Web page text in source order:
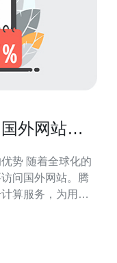
外网站的
化的
问国外网站。腾
算服务，为用户
优势。 腾讯